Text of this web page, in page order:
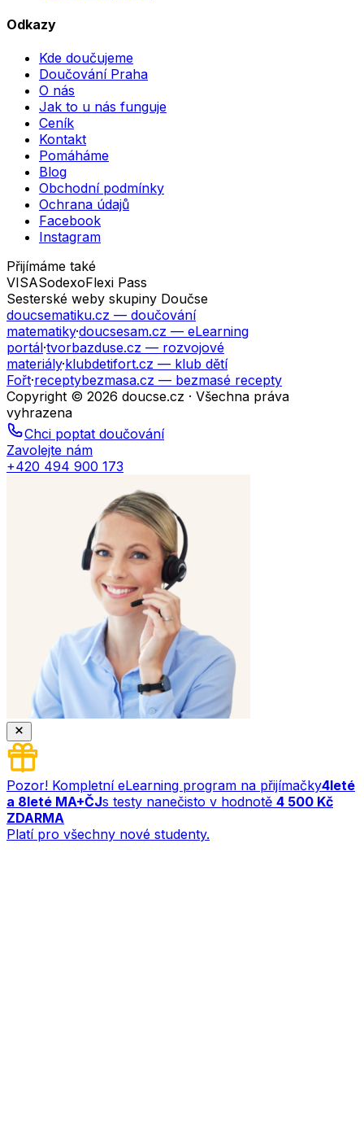
Odkazy
Kde doučujeme
Doučování Praha
O nás
Jak to u nás funguje
Ceník
Kontakt
Pomáháme
Blog
Obchodní podmínky
Ochrana údajů
Facebook
Instagram
Přijímáme také
VISASodexoFlexi Pass
Sesterské weby skupiny Doučse
doucsematiku.cz — doučování
matematiky·doucsesam.cz — eLearning
portál·tvorbazduse.cz — rozvojové
materiály·klubdetifort.cz — klub dětí
Fořt·receptybezmasa.cz — bezmasé recepty
Copyright © 2026 doucse.cz · Všechna práva
vyhrazena
Chci poptat doučování
Zavolejte nám
+420 494 900 173
Pozor! Kompletní eLearning program na přijímačky4leté
a 8leté MA+ČJs testy nanečisto v hodnotě 4 500 Kč
ZDARMA
Platí pro všechny nové studenty.